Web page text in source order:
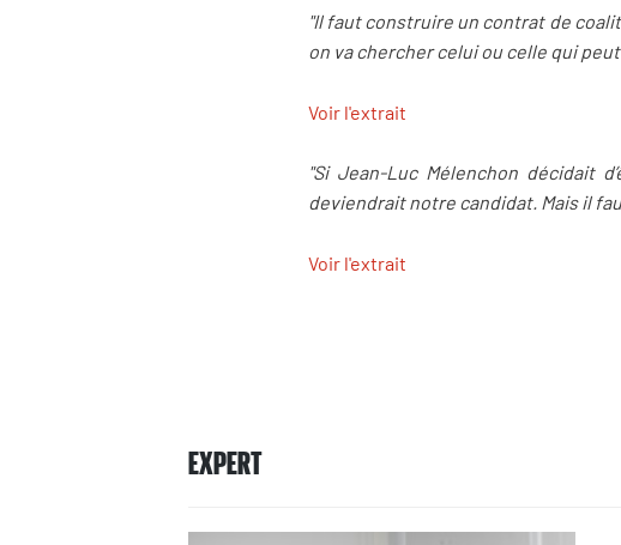
"Il faut construire un contrat de
on va chercher celui ou celle qui
Voir l'extrait
"Si Jean-Luc Mélenchon décidait
deviendrait notre candidat. Mais il
Voir l'extrait
EXPERT